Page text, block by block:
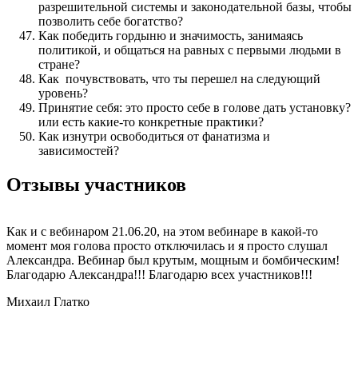
разрешительной системы и законодательной базы, чтобы
позволить себе богатство?
Как победить гордыню и значимость, занимаясь
политикой, и общаться на равных с первыми людьми в
стране?
Как почувствовать, что ты перешел на следующий
уровень?
Принятие себя: это просто себе в голове дать установку?
или есть какие-то конкретные практики?
Как изнутри освободиться от фанатизма и
зависимостей?
Отзывы участников
Как и с вебинаром 21.06.20, на этом вебинаре в какой-то
момент моя голова просто отключилась и я просто слушал
Александра. Вебинар был крутым, мощным и бомбическим!
Благодарю Александра!!! Благодарю всех участников!!!
Михаил Глатко